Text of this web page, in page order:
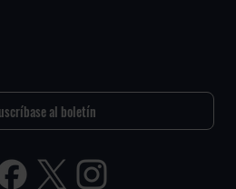
al boletín